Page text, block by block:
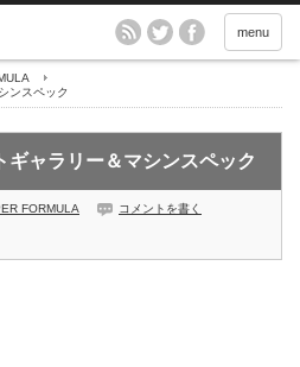
menu
ンスペック
ギャラリー＆マシンスペック
FORMULA コメントを書く